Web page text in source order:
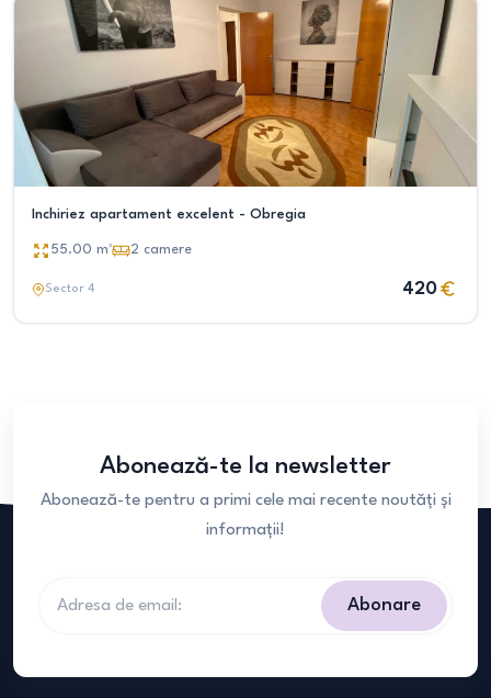
Inchiriez apartament excelent - Obregia
55.00 m² 2 camere
Sector 4 420
Abonează-te la newsletter
Abonează-te pentru a primi cele mai recente noutăți și
informații!
Abonare